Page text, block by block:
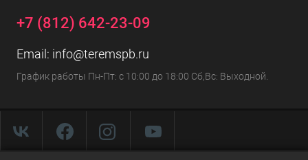
+7 (812) 642-23-09
Email: info@teremspb.ru
График работы Пн-Пт: с 10:00 до 18:00 Сб,Вс: Выходной.